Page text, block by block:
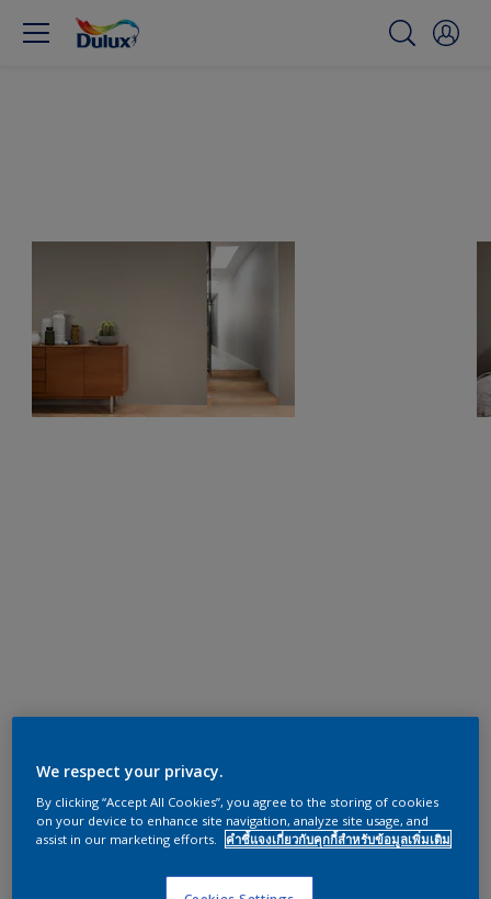
We respect your privacy.
By clicking “Accept All Cookies”, you agree to the storing of cookies
on your device to enhance site navigation, analyze site usage, and
assist in our marketing efforts.
คำชี้แจงเกี่ยวกับคุกกี้สำหรับข้อมูลเพิ่มเติม